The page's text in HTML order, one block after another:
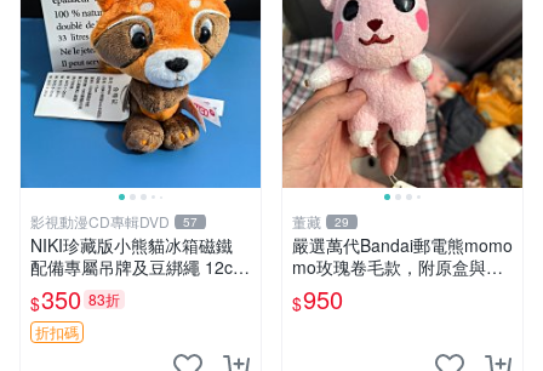
影視動漫CD專輯DVD 57
NIKI珍藏版小熊貓冰箱磁鐵
配備專屬吊牌及豆綁繩 12cm
廢品嚴選 好評推薦 小熊貓冰
箱貼 磁鐵掛件 冰箱飾品
$350 83折
折扣碼
董藏 29
嚴選萬代Bandai郵電熊momo
mo玫瑰卷毛款，附原盒與吊
牌，粉嫩可愛入手即柔軟～
玫瑰卷毛 郵電熊 正品
$950